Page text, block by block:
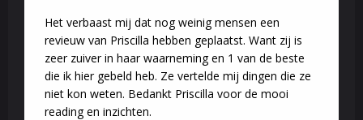
Het verbaast mij dat nog weinig mensen een
revieuw van Priscilla hebben geplaatst. Want zij is
zeer zuiver in haar waarneming en 1 van de beste
die ik hier gebeld heb. Ze vertelde mij dingen die ze
niet kon weten. Bedankt Priscilla voor de mooi
reading en inzichten.